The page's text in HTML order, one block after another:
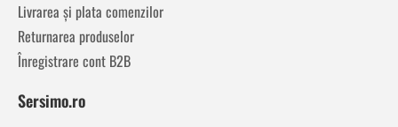
Livrarea și plata comenzilor
Returnarea produselor
Înregistrare cont B2B
Sersimo.ro